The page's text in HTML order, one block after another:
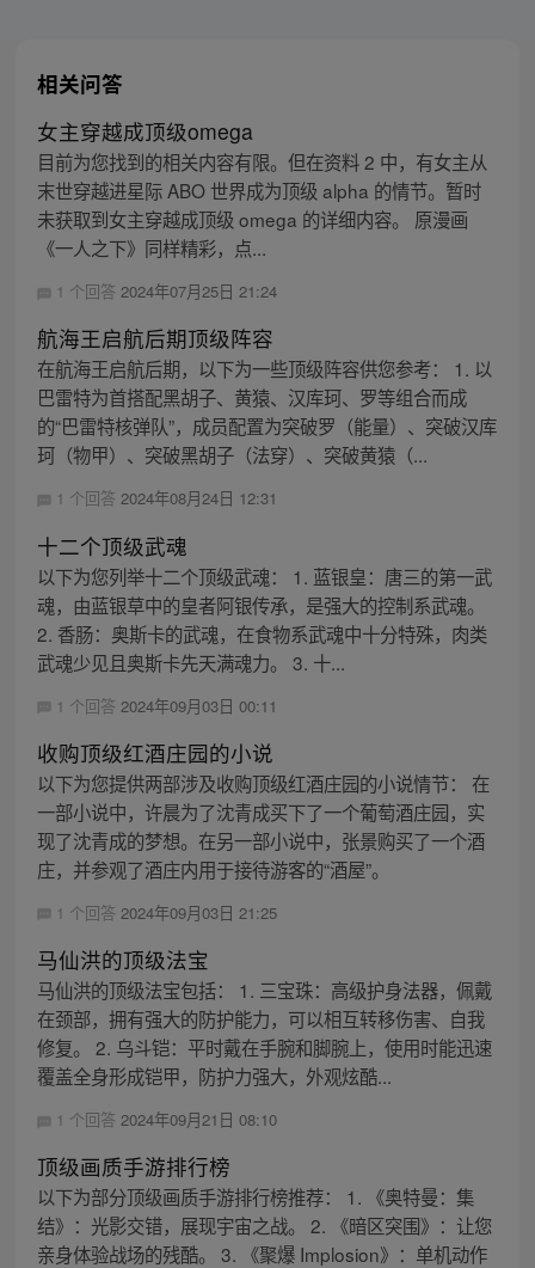
相关问答
女主穿越成顶级omega
目前为您找到的相关内容有限。但在资料 2 中，有女主从
末世穿越进星际 ABO 世界成为顶级 alpha 的情节。暂时
未获取到女主穿越成顶级 omega 的详细内容。 原漫画
《一人之下》同样精彩，点...
1 个回答 2024年07月25日 21:24
航海王启航后期顶级阵容
在航海王启航后期，以下为一些顶级阵容供您参考： 1. 以
巴雷特为首搭配黑胡子、黄猿、汉库珂、罗等组合而成
的“巴雷特核弹队”，成员配置为突破罗（能量）、突破汉库
珂（物甲）、突破黑胡子（法穿）、突破黄猿（...
1 个回答 2024年08月24日 12:31
十二个顶级武魂
以下为您列举十二个顶级武魂： 1. 蓝银皇：唐三的第一武
魂，由蓝银草中的皇者阿银传承，是强大的控制系武魂。
2. 香肠：奥斯卡的武魂，在食物系武魂中十分特殊，肉类
武魂少见且奥斯卡先天满魂力。 3. 十...
1 个回答 2024年09月03日 00:11
收购顶级红酒庄园的小说
以下为您提供两部涉及收购顶级红酒庄园的小说情节： 在
一部小说中，许晨为了沈青成买下了一个葡萄酒庄园，实
现了沈青成的梦想。在另一部小说中，张景购买了一个酒
庄，并参观了酒庄内用于接待游客的“酒屋”。
1 个回答 2024年09月03日 21:25
马仙洪的顶级法宝
马仙洪的顶级法宝包括： 1. 三宝珠：高级护身法器，佩戴
在颈部，拥有强大的防护能力，可以相互转移伤害、自我
修复。 2. 乌斗铠：平时戴在手腕和脚腕上，使用时能迅速
覆盖全身形成铠甲，防护力强大，外观炫酷...
1 个回答 2024年09月21日 08:10
顶级画质手游排行榜
以下为部分顶级画质手游排行榜推荐： 1. 《奥特曼：集
结》：光影交错，展现宇宙之战。 2. 《暗区突围》：让您
亲身体验战场的残酷。 3. 《聚爆 Implosion》：单机动作